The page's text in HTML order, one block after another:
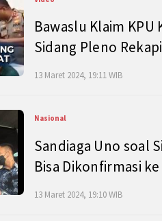
Bawaslu Klaim
Sidang Pleno
13 Maret 2024, 19:11 WIB
Nasional
Sandiaga Uno soal
Bisa Dikonfirmasi
13 Maret 2024, 19:10 WIB